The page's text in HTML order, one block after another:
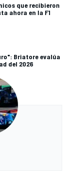
que recibieron
ahora en la F1
Briatore evalúa
del 2026